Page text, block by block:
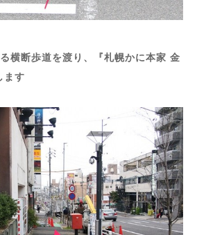
横断歩道を渡り、『札幌かに本家 金
ます